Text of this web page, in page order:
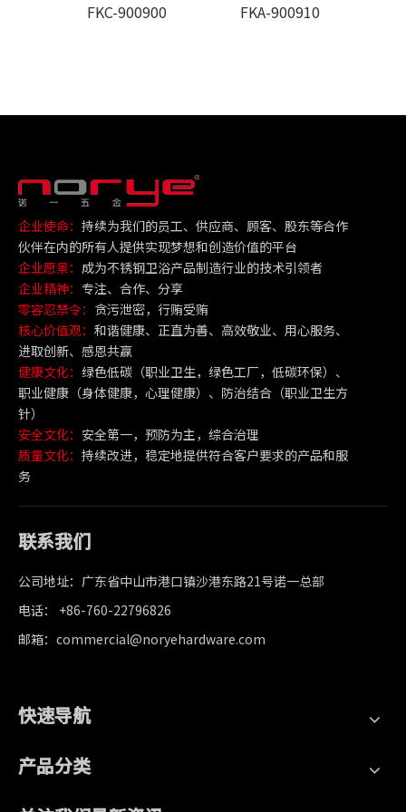
FKC-900900 FKA-900910
企业使命： 持续为我们的员工、供应商、顾客、股东等合作
伙伴在内的所有人提供实现梦想和创造价值的平台
企业愿景： 成为不锈钢卫浴产品制造行业的技术引领者
企业精神： 专注、合作、分享
零容忍禁令： 贪污泄密，行贿受贿
核心价值观： 和谐健康、正直为善、高效敬业、用心服务、
进取创新、感恩共赢
健康文化： 绿色低碳（职业卫生，绿色工厂，低碳环保）、
职业健康（身体健康，心理健康）、防治结合（职业卫生方
针）
安全文化： 安全第一，预防为主，综合治理
质量文化： 持续改进，稳定地提供符合客户要求的产品和服
务
联系我们
公司地址：广东省中山市港口镇沙港东路21号诺一总部
电话： +86-760-22796826
邮箱：commercial@noryehardware.com
快速导航
产品分类